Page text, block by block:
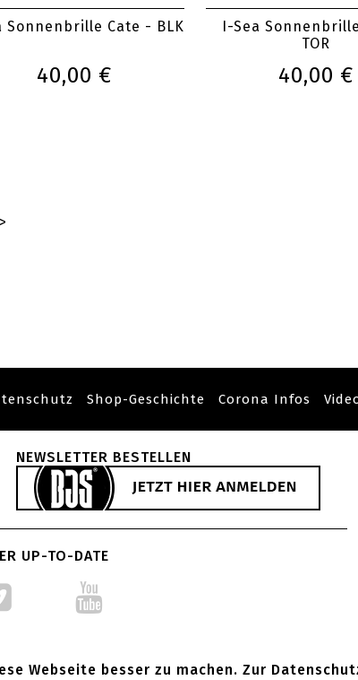
Sonnenbrille Cate - BLK
40,00 €
I-Sea
TOR
40,00 €
Shop-Geschichte Corona Infos
NEWSLETTER BESTELLEN
UP-TO-DATE
Webseite besser zu machen. Zur